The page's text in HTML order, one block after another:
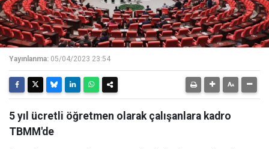
Yayınlanma: 05/04/2023 23:54
5 yıl ücretli öğretmen olarak çalışanlara kadro
TBMM'de